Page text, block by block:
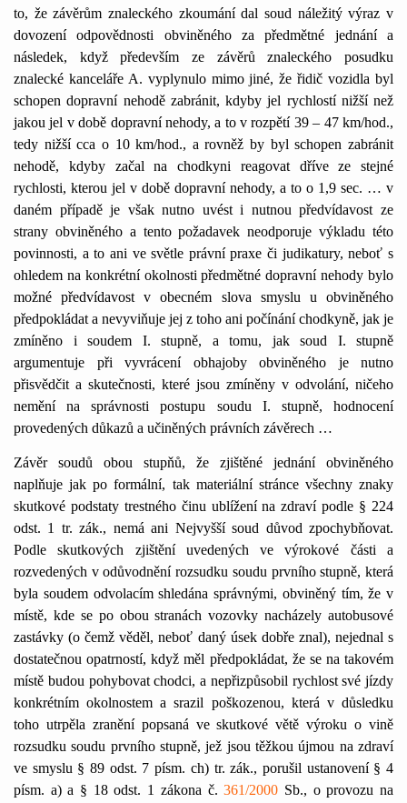
to, že závěrům znaleckého zkoumání dal soud náležitý výraz v
dovození odpovědnosti obviněného za předmětné jednání a
následek, když především ze závěrů znaleckého posudku
znalecké kanceláře A. vyplynulo mimo jiné, že řidič vozidla byl
schopen dopravní nehodě zabránit, kdyby jel rychlostí nižší než
jakou jel v době dopravní nehody, a to v rozpětí 39 – 47 km/hod.,
tedy nižší cca o 10 km/hod., a rovněž by byl schopen zabránit
nehodě, kdyby začal na chodkyni reagovat dříve ze stejné
rychlosti, kterou jel v době dopravní nehody, a to o 1,9 sec. … v
daném případě je však nutno uvést i nutnou předvídavost ze
strany obviněného a tento požadavek neodporuje výkladu této
povinnosti, a to ani ve světle právní praxe či judikatury, neboť s
ohledem na konkrétní okolnosti předmětné dopravní nehody bylo
možné předvídavost v obecném slova smyslu u obviněného
předpokládat a nevyviňuje jej z toho ani počínání chodkyně, jak je
zmíněno i soudem I. stupně, a tomu, jak soud I. stupně
argumentuje při vyvrácení obhajoby obviněného je nutno
přisvědčit a skutečnosti, které jsou zmíněny v odvolání, ničeho
nemění na správnosti postupu soudu I. stupně, hodnocení
provedených důkazů a učiněných právních závěrech …
Závěr soudů obou stupňů, že zjištěné jednání obviněného
naplňuje jak po formální, tak materiální stránce všechny znaky
skutkové podstaty trestného činu ublížení na zdraví podle § 224
odst. 1 tr. zák., nemá ani Nejvyšší soud důvod zpochybňovat.
Podle skutkových zjištění uvedených ve výrokové části a
rozvedených v odůvodnění rozsudku soudu prvního stupně, která
byla soudem odvolacím shledána správnými, obviněný tím, že v
místě, kde se po obou stranách vozovky nacházely autobusové
zastávky (o čemž věděl, neboť daný úsek dobře znal), nejednal s
dostatečnou opatrností, když měl předpokládat, že se na takovém
místě budou pohybovat chodci, a nepřizpůsobil rychlost své jízdy
konkrétním okolnostem a srazil poškozenou, která v důsledku
toho utrpěla zranění popsaná ve skutkové větě výroku o vině
rozsudku soudu prvního stupně, jež jsou těžkou újmou na zdraví
ve smyslu § 89 odst. 7 písm. ch) tr. zák., porušil ustanovení § 4
písm. a) a § 18 odst. 1 zákona č.361/2000 Sb., o provozu na